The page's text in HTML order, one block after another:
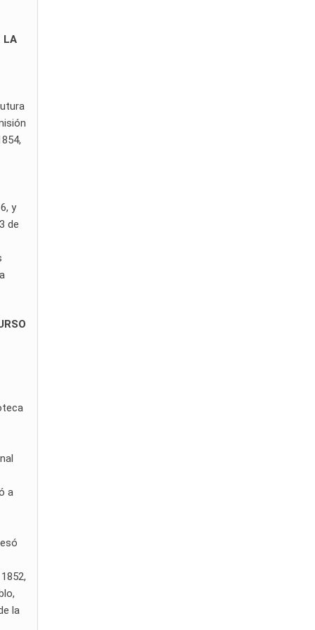
LA
y
de
a
la